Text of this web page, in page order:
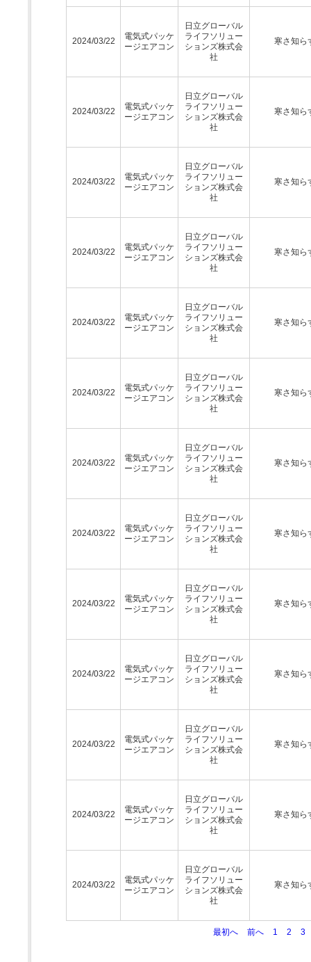
2024/03/22
電気式パッケ
ージエアコン
日立グローバル
ライフソリュー
ションズ株式会
社
寒さ知ら
2024/03/22
電気式パッケ
ージエアコン
日立グローバル
ライフソリュー
ションズ株式会
社
寒さ知ら
2024/03/22
電気式パッケ
ージエアコン
日立グローバル
ライフソリュー
ションズ株式会
社
寒さ知ら
2024/03/22
電気式パッケ
ージエアコン
日立グローバル
ライフソリュー
ションズ株式会
社
寒さ知ら
2024/03/22
電気式パッケ
ージエアコン
日立グローバル
ライフソリュー
ションズ株式会
社
寒さ知ら
2024/03/22
電気式パッケ
ージエアコン
日立グローバル
ライフソリュー
ションズ株式会
社
寒さ知ら
2024/03/22
電気式パッケ
ージエアコン
日立グローバル
ライフソリュー
ションズ株式会
社
寒さ知ら
2024/03/22
電気式パッケ
ージエアコン
日立グローバル
ライフソリュー
ションズ株式会
社
寒さ知ら
2024/03/22
電気式パッケ
ージエアコン
日立グローバル
ライフソリュー
ションズ株式会
社
寒さ知ら
2024/03/22
電気式パッケ
ージエアコン
日立グローバル
ライフソリュー
ションズ株式会
社
寒さ知ら
2024/03/22
電気式パッケ
ージエアコン
日立グローバル
ライフソリュー
ションズ株式会
社
寒さ知ら
2024/03/22
電気式パッケ
ージエアコン
日立グローバル
ライフソリュー
ションズ株式会
社
寒さ知ら
2024/03/22
電気式パッケ
ージエアコン
日立グローバル
ライフソリュー
ションズ株式会
社
寒さ知ら
最初へ 前へ 1 2 3